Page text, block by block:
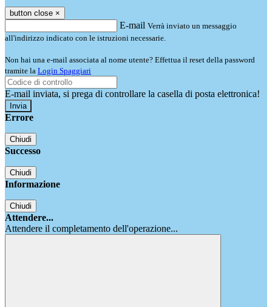
button close ×
E-mail Verrà inviato un messaggio
all'indirizzo indicato con le istruzioni necessarie.
Non hai una e-mail associata al nome utente? Effettua il reset della password
tramite la Login Spaggiari
E-mail inviata, si prega di controllare la casella di posta elettronica!
Errore
Chiudi
Successo
Chiudi
Informazione
Chiudi
Attendere...
Attendere il completamento dell'operazione...